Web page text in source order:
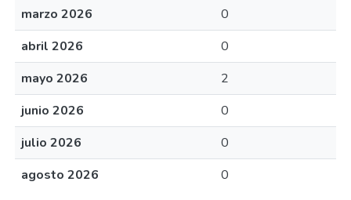
marzo 2026
0
abril 2026
0
mayo 2026
2
junio 2026
0
julio 2026
0
agosto 2026
0